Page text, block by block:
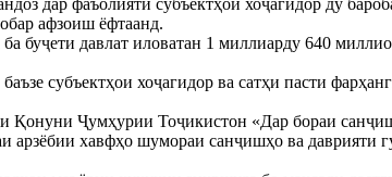
афзоиш ёфтаанд.
буҷети давлат иловатан 1 миллиарду 640
субъектҳои хоҷагидор ва сатҳи пасти
Қонуни Ҷумҳурии Тоҷикистон «Дар бораи
арзёбии хавфҳо шумораи санҷишҳо ва даврияти